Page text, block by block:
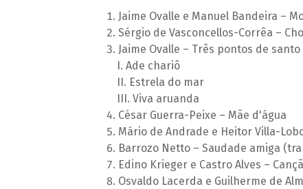
Jaime Ovalle e Manuel Bandeira –
Sérgio de Vasconcellos-Corrêa –
Jaime Ovalle – Três pontos de
Ade chariô
Estrela do mar
Viva aruanda
César Guerra-Peixe – Mãe d'água
Mário de Andrade e Heitor Villa-
Barrozo Netto – Saudade amiga
Edino Krieger e Castro Alves –
Osvaldo Lacerda e Guilherme de